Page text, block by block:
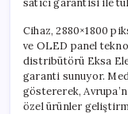
Cihaz, 2880×1800
ve OLED panel
distribütörü Eksa
garanti sunuyor.
göstererek,
özel ürünler